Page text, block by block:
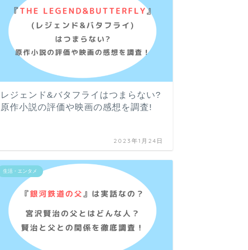
レジェンド&バタフライはつまらない?
原作小説の評価や映画の感想を調査!
2023年1月24日
生活・エンタメ